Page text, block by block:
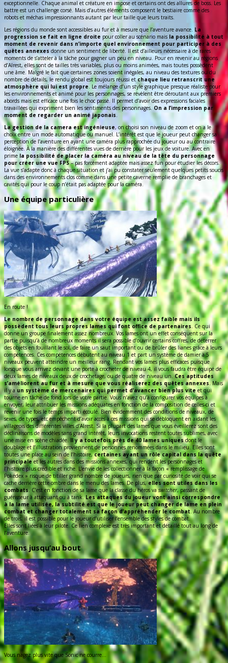
exceptionnelle. Chaque animal et créature en impose et certains ont des allures de boss. Les
battre est un challenge corsé. Mais d’autres éléments composent le bestiaire comme des
robots et méchas impressionnants autant par leur taille que leurs traits.
Les régions du monde sont accessibles au fur et à mesure que l’aventure avance. La
progression se fait en ligne droite pour coller au scénario mais la possibilité à tout
moment de revenir dans n’importe quel environnement pour participer à des
quêtes annexes donne un sentiment de liberté. Il est d’ailleurs nécessaire à de rares
moments de s’atteler à la tâche pour gagner un peu en niveau. Pour en revenir au régions
d’Alrest, elles sont de tailles très variables, plus ou moins animées, mais toutes possèdent
une âme. Malgré le fait que certaines zones soient inégales, au niveau des textures ou du
nombre de détails, le rendu global est toujours réussi etchaque lieu retranscrit une
atmosphère qui lui est propre . Le mélange d’un style graphique presque réaliste pour
les environnements et animé pour les personnages, se révèlent être déroutant aux premiers
abords mais est efficace une fois le choc passé. Il permet d’avoir des expressions faciales
travaillées qui expriment bien les sentiments des personnages. On a l’impression par
moment de regarder un animé japonais
La gestion de la camera est ingénieuse, on choisi son niveau de zoom et on a le
choix entre un mode automatique ou manuel. L’intérêt est que le joueur peut changer sa
perception de l’aventure en ayant une caméra plus rapprochée du joueur ou au contraire
éloignée. À la manière des différentes vues de derrière pour les jeux de voiture. Avec en
prime la possibilité de placer la caméra au niveau de la tête du personnage
pour créer une vue FPS– pas forcément adaptée mais assez fun pour étudier les décors.
La vue s’adapte donc à chaque situation et j’ai pu constater seulement quelques petits soucis
dans des environnements clos comme dans une petite caverne remplie de branchages et
cavités qui pour le coup n’était pas adaptée pour la caméra.
Une équipe particulière
En route !
Le nombre de personnage dans votre équipe est assez faible mais ils
possèdent tous leurs propres lames qui font office de partenaires . Ce qui
donne un groupe finalement assez nombreux. Vos lames ont un effet conséquent sur la
partie puisqu’à de nombreux moments il sera possible d’ouvrir certains coffres, de déterrer
des objets en fouillant le sol, de faire un saut important ou de brûler des lianes grâce à leurs
compétences. Ces compétences débutent au niveau 1 et part un système de damier à 5
niveaux peuvent atteindre un meilleur rang. Rendant vos lames plus efficaces puisque
lorsque vous arrivez devant une porte à crocheter de niveau 4, il vous faudra être équipé de
deux lames de niveaux deux de crochetage, ou de quatre de niveau un.Ces aptitudes
s’améliorent au fur et à mesure que vous réaliserez des quêtes annexes. Mais
il y a un système de mercenaires qui permet d’avancer bien plus viteet qui
tourne en tâche de fond lors de votre partie. Vous n’avez qu’à configurer vos équipes à
envoyer, leur attribuer les missions adéquates en fonction de la composition de celles-ci et
revenir une fois le temps imparti écoulé. Bien évidemment des conditions de niveaux, de
sexes, de types, etc empêchent d’avoir accès à ces missions qui se débloquent en aidant les
villageois des différentes villes d’Alrest. Si la plupart des lames que vous éveillerez sont des
déclinaisons de modèles sans grand intérêt, leurs invocations restent toutes sublimes, avec
une mise en scène chiadée. Il y a toutefois près de 40 lames uniquesdont le
doublage et l’illustration proviennent de personnes renommées dans le milieu. Elles sont
toutes une place au sein de l’histoire,certaines ayant un rôle capital dans la quête
principaleet les autres dans des missions annexes, qui rendent les personnages et
l’histoire plus crédible et riche. L’envie de les collectionner à la façon « remplissage de
Pokédex » risque de titiller grand nombre de joueurs, rien que par curiosité de voir qui se
cache derrière cette ombre dans le menu des lames. De plus,elles sont utiles dans les
combats. C’est en fonction de sa lame que la classe du héros vaswitcher, passant de
guérisseur à attaquant ou à tank.Les attaques du joueur vont ainsi correspondre
à la lame utilisée, la subtilité est que le joueur peut changer de lame en plein
combat et changer totalement sa façon d’appréhender le combat. Au nombre
de trois, il est possible pour le joueur d’utiliser l’ensemble des styles de combat.
Elles sont liées à leur pilote. Ce lien complexe est très important et détaillé tout au long de
l’aventure.
Allons jusqu’au bout
Vous nagez plus vite que Sonic ne courre…